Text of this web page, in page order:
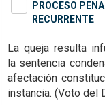
PROCESO
RECURRENTE
La queja resulta
la sentencia
afectación
instancia. (Voto del